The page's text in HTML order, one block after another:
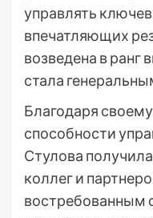
управлять
впечатляющих
возведена в ранг
стала
Благодаря
способности
Стулова
коллег и
востребованным